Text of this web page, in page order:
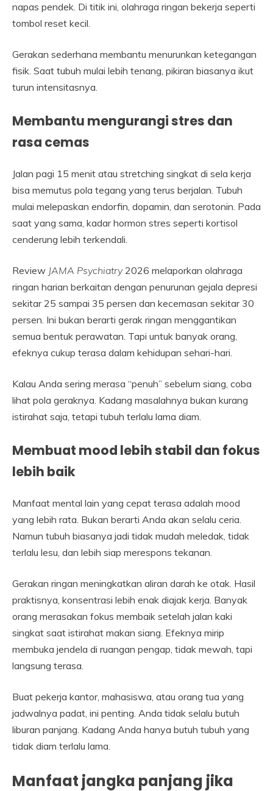
napas pendek. Di titik ini, olahraga ringan bekerja seperti
tombol reset kecil.
Gerakan sederhana membantu menurunkan ketegangan
fisik. Saat tubuh mulai lebih tenang, pikiran biasanya ikut
turun intensitasnya.
Membantu mengurangi stres dan
rasa cemas
Jalan pagi 15 menit atau stretching singkat di sela kerja
bisa memutus pola tegang yang terus berjalan. Tubuh
mulai melepaskan endorfin, dopamin, dan serotonin. Pada
saat yang sama, kadar hormon stres seperti kortisol
cenderung lebih terkendali.
Review JAMA Psychiatry2026 melaporkan olahraga
ringan harian berkaitan dengan penurunan gejala depresi
sekitar 25 sampai 35 persen dan kecemasan sekitar 30
persen. Ini bukan berarti gerak ringan menggantikan
semua bentuk perawatan. Tapi untuk banyak orang,
efeknya cukup terasa dalam kehidupan sehari-hari.
Kalau Anda sering merasa “penuh” sebelum siang, coba
lihat pola geraknya. Kadang masalahnya bukan kurang
istirahat saja, tetapi tubuh terlalu lama diam.
Membuat mood lebih stabil dan fokus
lebih baik
Manfaat mental lain yang cepat terasa adalah mood
yang lebih rata. Bukan berarti Anda akan selalu ceria.
Namun tubuh biasanya jadi tidak mudah meledak, tidak
terlalu lesu, dan lebih siap merespons tekanan.
Gerakan ringan meningkatkan aliran darah ke otak. Hasil
praktisnya, konsentrasi lebih enak diajak kerja. Banyak
orang merasakan fokus membaik setelah jalan kaki
singkat saat istirahat makan siang. Efeknya mirip
membuka jendela di ruangan pengap, tidak mewah, tapi
langsung terasa.
Buat pekerja kantor, mahasiswa, atau orang tua yang
jadwalnya padat, ini penting. Anda tidak selalu butuh
liburan panjang. Kadang Anda hanya butuh tubuh yang
tidak diam terlalu lama.
Manfaat jangka panjang jika